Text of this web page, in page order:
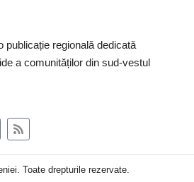
publicație regională dedicată
a comunităților din sud-vestul
Toate drepturile rezervate.